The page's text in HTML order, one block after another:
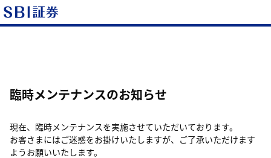
臨時メンテナンスのお知らせ
現在、臨時メンテナンスを実施させていただいております。
お客さまにはご迷惑をお掛けいたしますが、ご了承いただけます
ようお願いいたします。